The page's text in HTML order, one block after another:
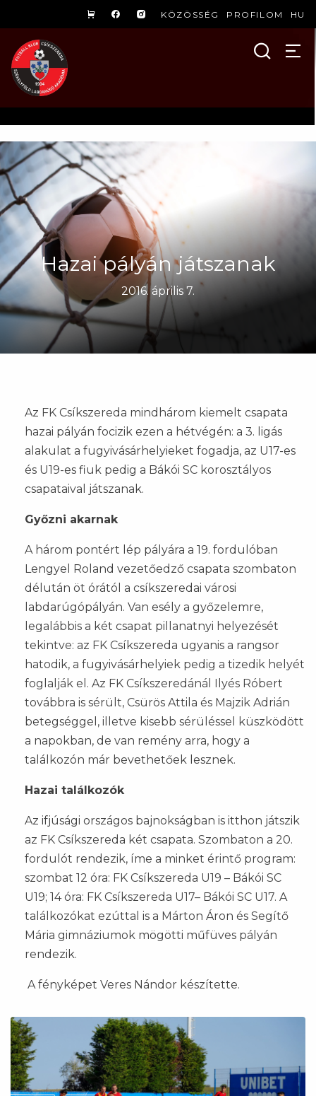
KÖZÖSSÉG PROFILOM HU
Hazai pályán játszanak
2016. április 7.
Az FK Csíkszereda mindhárom kiemelt csapata
hazai pályán focizik ezen a hétvégén: a 3. ligás
alakulat a fugyivásárhelyieket fogadja, az U17-es
és U19-es fiuk pedig a Bákói SC korosztályos
csapataival játszanak.
Győzni akarnak
A három pontért lép pályára a 19. fordulóban
Lengyel Roland vezetőedző csapata szombaton
délután öt órától a csíkszeredai városi
labdarúgópályán. Van esély a győzelemre,
legalábbis a két csapat pillanatnyi helyezését
tekintve: az FK Csíkszereda ugyanis a rangsor
hatodik, a fugyivásárhelyiek pedig a tizedik helyét
foglalják el. Az FK Csíkszeredánál Ilyés Róbert
továbbra is sérült, Csürös Attila és Majzik Adrián
betegséggel, illetve kisebb sérüléssel küszködött
a napokban, de van remény arra, hogy a
találkozón már bevethetőek lesznek.
Hazai találkozók
Az ifjúsági országos bajnokságban is itthon játszik
az FK Csíkszereda két csapata. Szombaton a 20.
fordulót rendezik, íme a minket érintő program:
szombat 12 óra: FK Csíkszereda U19 – Bákói SC
U19; 14 óra: FK Csíkszereda U17– Bákói SC U17. A
találkozókat ezúttal is a Márton Áron és Segítő
Mária gimnáziumok mögötti műfüves pályán
rendezik.
A fényképet Veres Nándor készítette.